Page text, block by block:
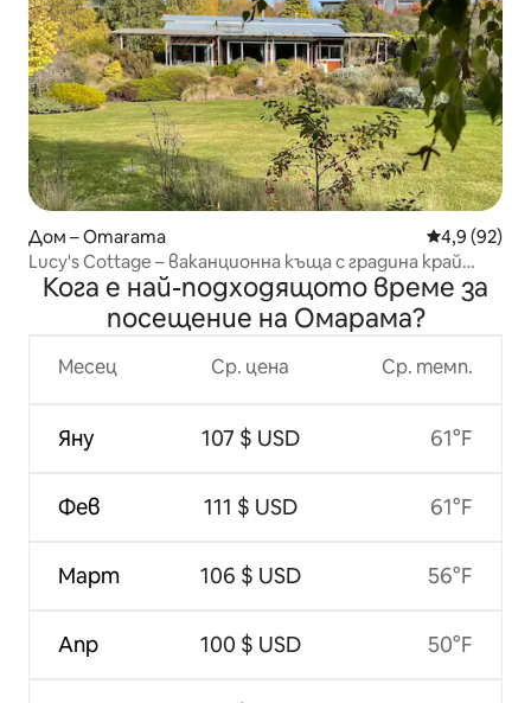
Дом – Omarama Средна
4,9 (92)
Lucy's Cottage – ваканционна къща с градина край
реката
Кога е най-подходящото време за
посещение на Омарама?
Месец
Яну
Фев
Март
Апр
Ср. цена
107 $ USD
111 $ USD
106 $ USD
100 $ USD
Ср. темп.
61°F
61°F
56°F
50°F